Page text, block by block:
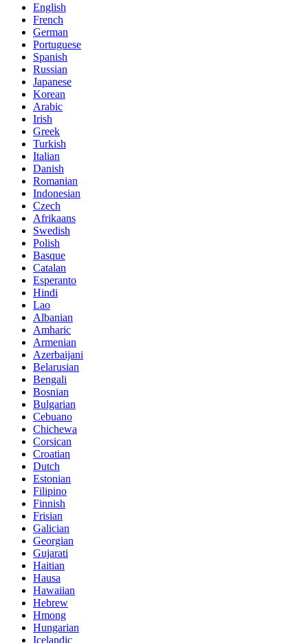
English
French
German
Portuguese
Spanish
Russian
Japanese
Korean
Arabic
Irish
Greek
Turkish
Italian
Danish
Romanian
Indonesian
Czech
Afrikaans
Swedish
Polish
Basque
Catalan
Esperanto
Hindi
Lao
Albanian
Amharic
Armenian
Azerbaijani
Belarusian
Bengali
Bosnian
Bulgarian
Cebuano
Chichewa
Corsican
Croatian
Dutch
Estonian
Filipino
Finnish
Frisian
Galician
Georgian
Gujarati
Haitian
Hausa
Hawaiian
Hebrew
Hmong
Hungarian
Icelandic